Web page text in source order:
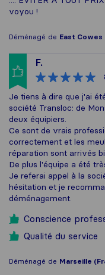
voyou !
Déménagé de East Cowes
F.
Je tiens à dire que j'ai
société Transloc: de
deux équipiers.
Ce sont de vrais
correctement et les
réparation sont arrivés
De plus l'équipe a été
Je referai appel à la
hésitation et je
déménagement.
Conscience
Qualité du service
Déménagé de Marseille